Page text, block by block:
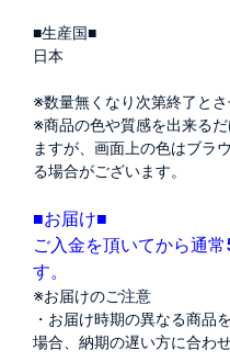
■生産国■
日本
※数量無くなり次第終了とさ
※商品の色や質感を出来る
ますが、画面上の色はブラ
る場合がございます。
■お届け■
ご入金を頂いてから通
す。
※お届けのご注意
・お届け時期の異なる商品
場合、納期の遅い方に合わ